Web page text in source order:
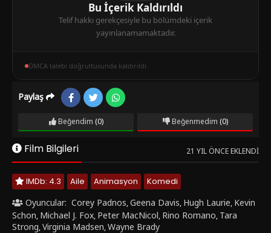
Bu İçerik Kaldırıldı
Telif hakkı gerekçesiyle bu bölümdeki içerik
yayınlanamamaktadır.
DMCA talebi doğrultusunda kaldırıldı.
Paylaş
Beğendim (0) Beğenmedim (0)
Film Bilgileri 21 YIL ÖNCE EKLENDI
IMDb: 4.3 Aile Animasyon
Komedi
Oyuncular: Corey Padnos,Geena Davis, Hugh Laurie, Kevin
Schon, Michael J. Fox, Peter MacNicol, Rino Romano, Tara
Strong,Virginia Madsen,Wayne Brady